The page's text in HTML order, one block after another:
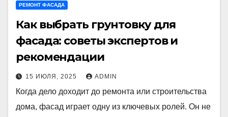
РЕМОНТ ФАСАДА
Как выбрать грунтовку для
фасада: советы экспертов и
рекомендации
15 ИЮЛЯ, 2025 ADMIN
Когда дело доходит до ремонта или строительства
дома, фасад играет одну из ключевых ролей. Он не